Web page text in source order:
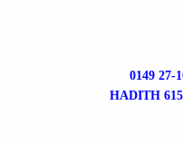
0149 27-
HADITH